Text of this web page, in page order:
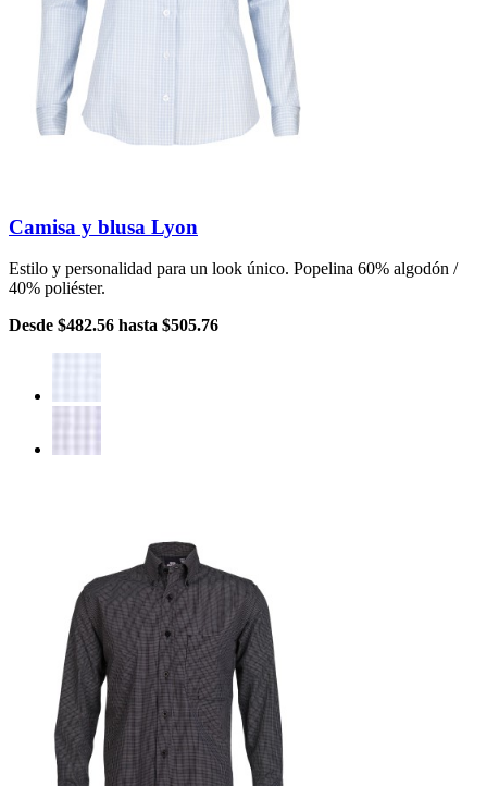
Camisa y blusa Lyon
Estilo y personalidad para un look único. Popelina 60% algodón /
40% poliéster.
Desde $482.56 hasta $505.76